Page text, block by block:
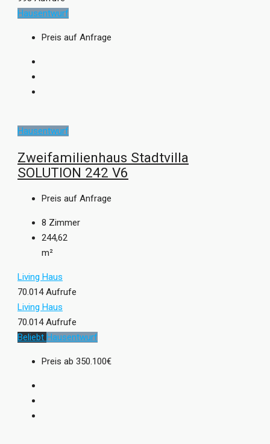
Hausentwurf
Preis auf Anfrage
Hausentwurf
Zweifamilienhaus Stadtvilla
SOLUTION 242 V6
Preis auf Anfrage
8 Zimmer
244,62
m²
Living Haus
70.014 Aufrufe
Living Haus
70.014 Aufrufe
Beliebt Hausentwurf
Preis ab 350.100€